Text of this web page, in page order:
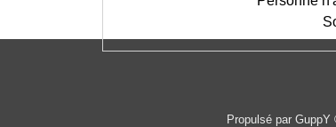
Propulsé par GuppY